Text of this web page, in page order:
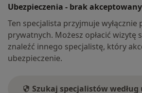
Ubezpieczenia - brak
Ten specjalista przyjmuje wyłącznie
prywatnych. Możesz opłacić wizytę
znaleźć innego specjalistę, który
ubezpieczenie.
Szukaj specjalistów według